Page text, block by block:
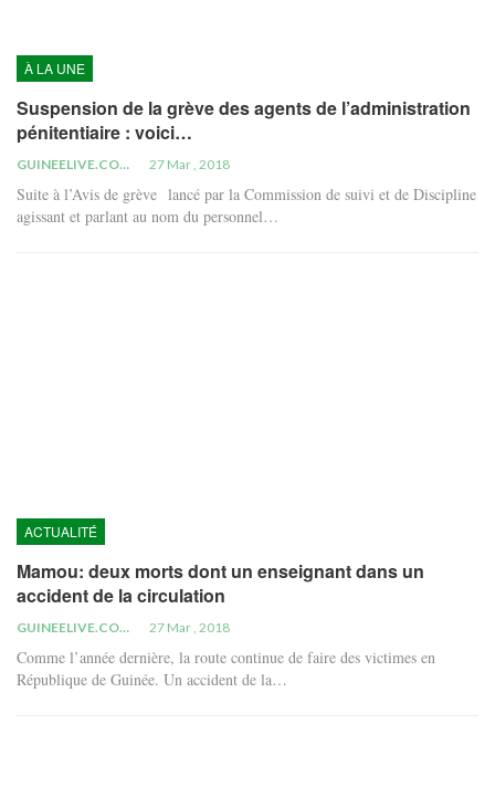
À LA UNE
Suspension de la grève des agents de l’administration
pénitentiaire : voici…
GUINEELIVE.COM 27 Mar , 2018
Suite à l’Avis de grève lancé par la Commission de suivi et de Discipline
agissant et parlant au nom du personnel…
ACTUALITÉ
Mamou: deux morts dont un enseignant dans un
accident de la circulation
GUINEELIVE.COM 27 Mar , 2018
Comme l’année dernière, la route continue de faire des victimes en
République de Guinée. Un accident de la…